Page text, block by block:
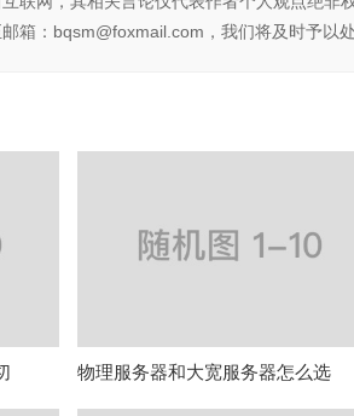
箱：bqsm@foxmail.com，我们将及时予以处
物理服务器和大宽服务器怎么选